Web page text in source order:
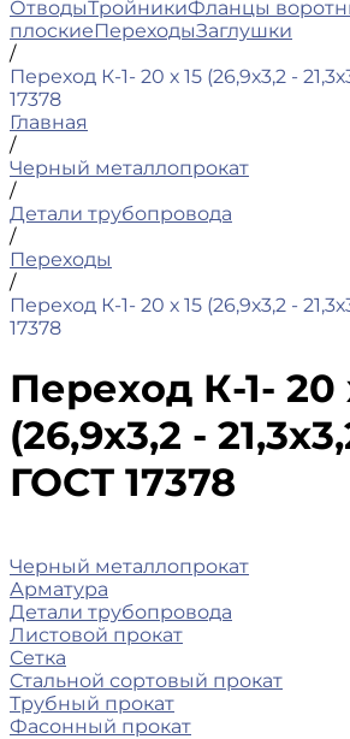
ОтводыТройникиФланцы
плоскиеПереходыЗаглушки
/
Переход К-1- 20 х 15 (26,9х3,2 -
17378
Главная
/
Черный металлопрокат
/
Детали трубопровода
/
Переходы
/
Переход К-1- 20 х 15 (26,9х3,2 -
17378
Переход К-1- 20
(26,9х3,2 -
ГОСТ 17378
Черный металлопрокат
Арматура
Детали трубопровода
Листовой прокат
Сетка
Стальной сортовый прокат
Трубный прокат
Фасонный прокат